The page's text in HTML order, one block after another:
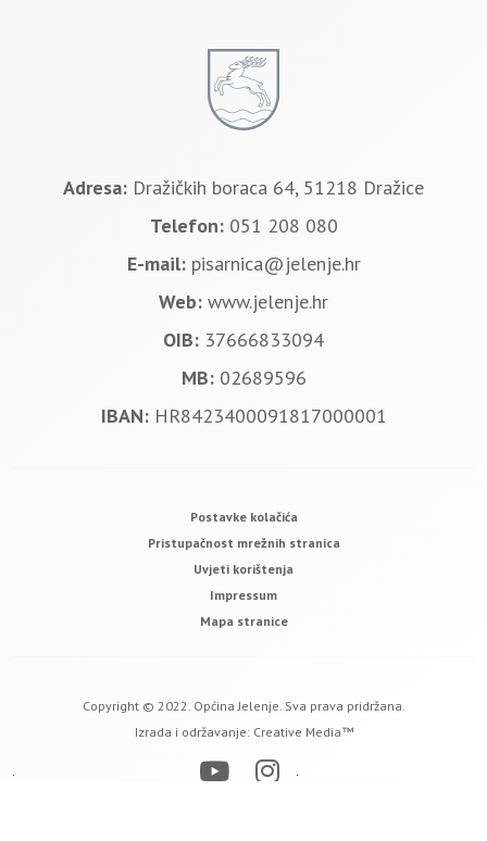
Adresa: Dražičkih boraca 64, 51218 Dražice
Telefon: 051 208 080
E-mail: pisarnica@jelenje.hr
Web: www.jelenje.hr
OIB: 37666833094
MB: 02689596
IBAN: HR8423400091817000001
Postavke kolačića
Pristupačnost mrežnih stranica
Uvjeti korištenja
Impressum
Mapa stranice
Copyright © 2022. Općina Jelenje. Sva prava pridržana.
Izrada i održavanje: Creative Media™